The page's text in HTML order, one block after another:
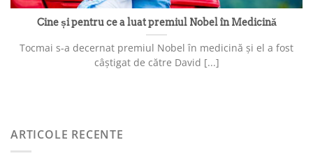
Cine și pentru ce a luat premiul Nobel în Medicină
Tocmai s-a decernat premiul Nobel în medicină și el a fost
câștigat de către David [...]
ARTICOLE RECENTE